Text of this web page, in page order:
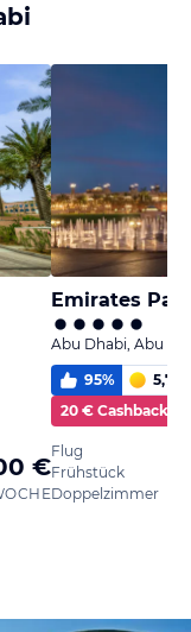
€
Emirates
Abu Dhabi, Abu
95% 5,7
20 € Cashback
Flug
Frühstück
Doppelzimmer